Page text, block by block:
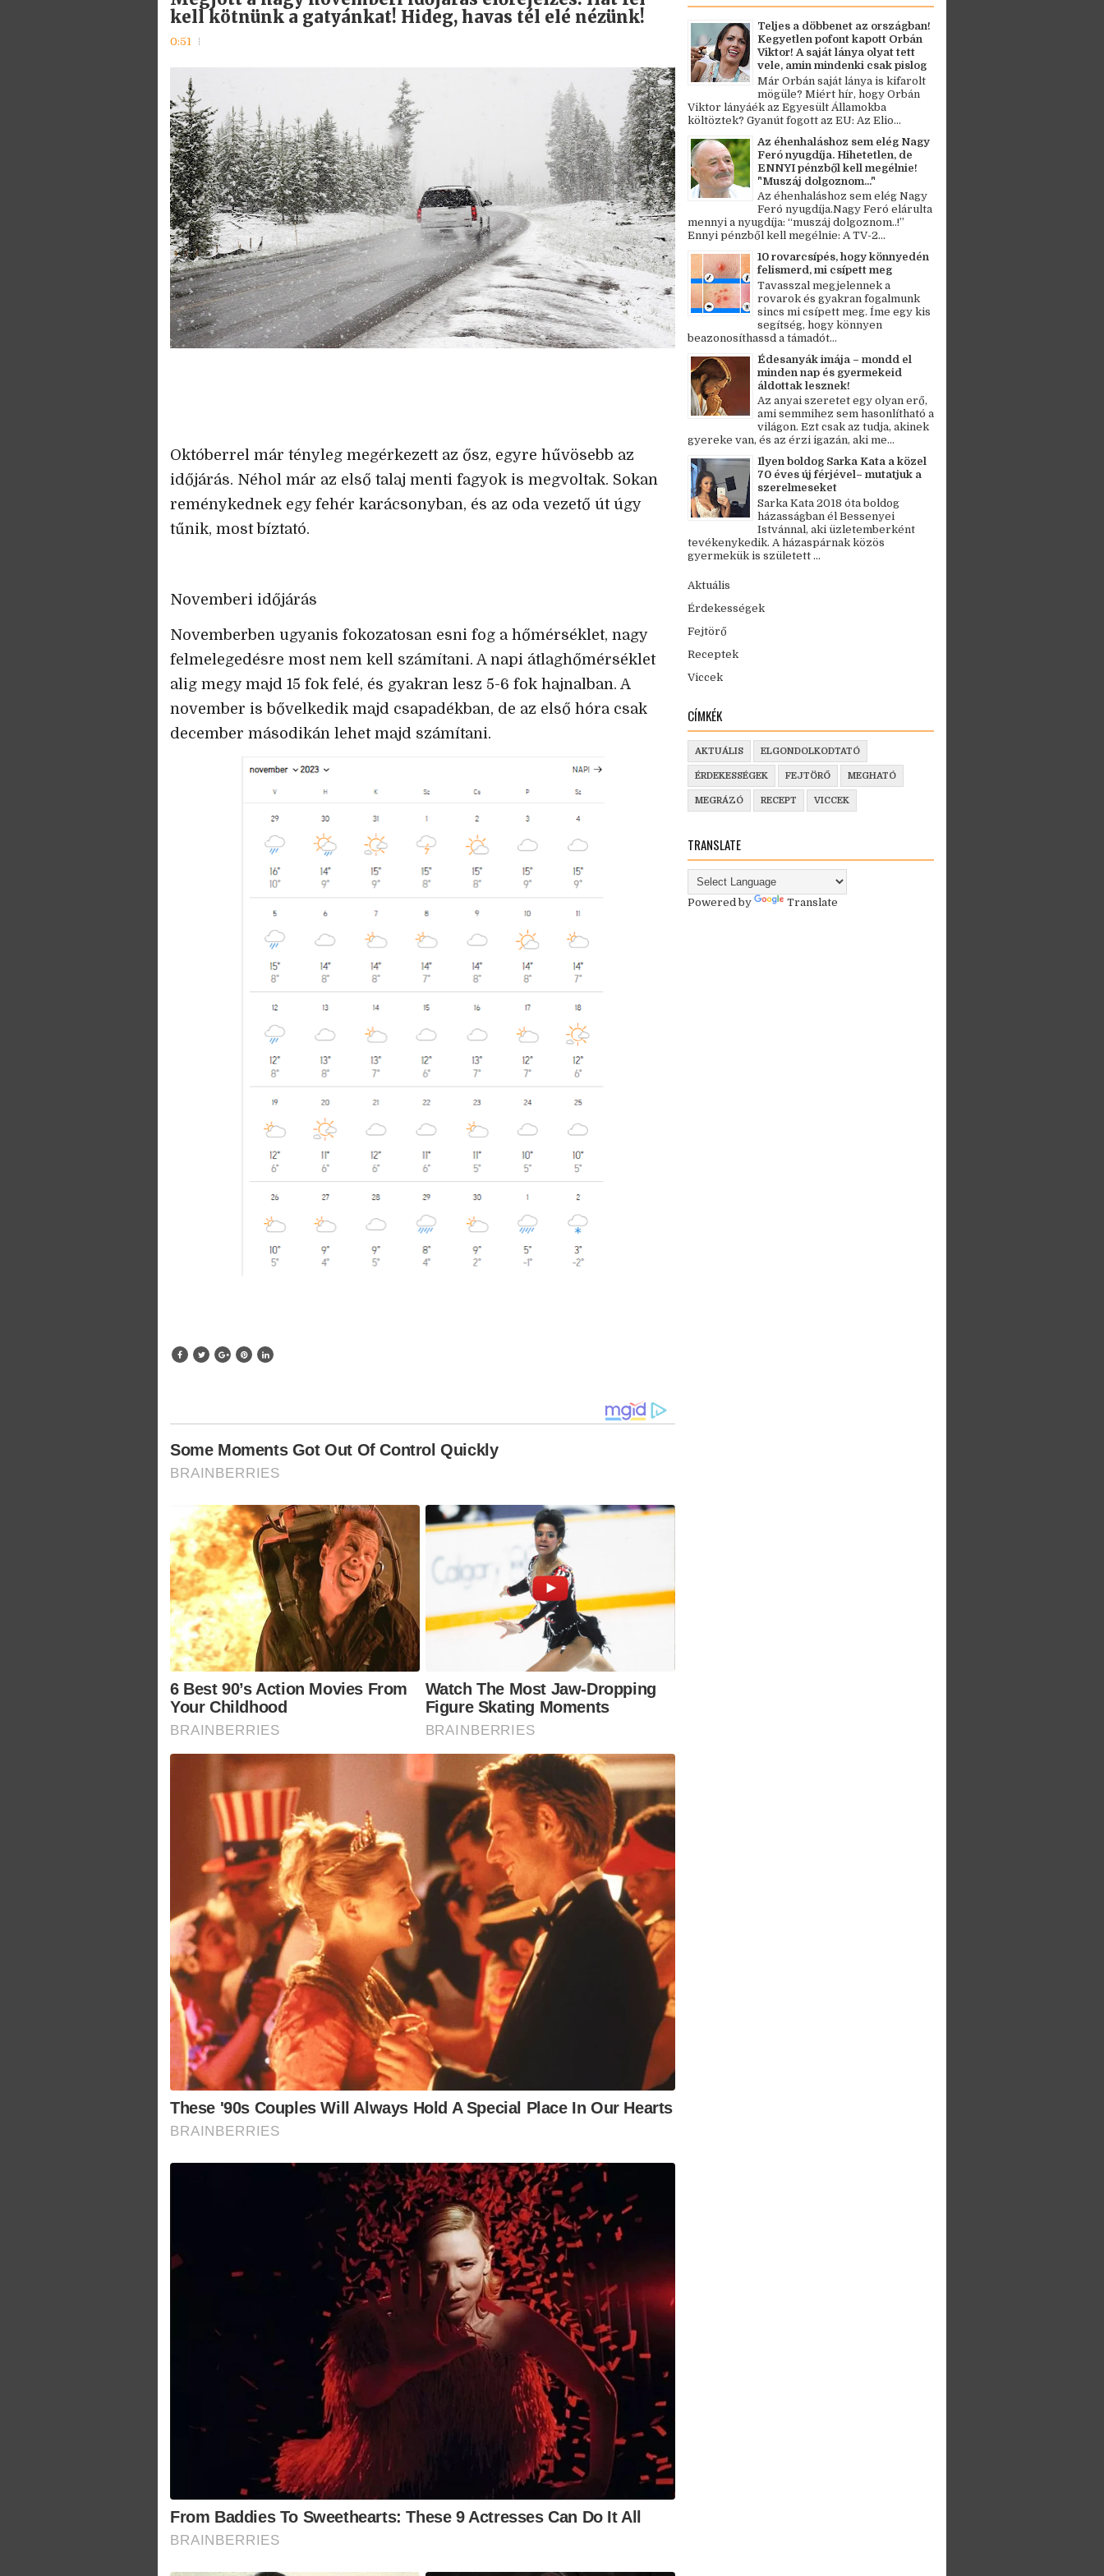
kell kötnünk a gatyánkat! Hideg, havas tél elé nézünk!
0:51
Októberrel már tényleg megérkezett az ősz, egyre hűvösebb az
időjárás. Néhol már az első talaj menti fagyok is megvoltak. Sokan
reménykednek egy fehér karácsonyban, és az oda vezető út úgy
tűnik, most bíztató.
Novemberi időjárás
Novemberben ugyanis fokozatosan esni fog a hőmérséklet, nagy
felmelegedésre most nem kell számítani. A napi átlaghőmérséklet
alig megy majd 15 fok felé, és gyakran lesz 5-6 fok hajnalban. A
november is bővelkedik majd csapadékban, de az első hóra csak
december másodikán lehet majd számítani.
Some Moments Got Out Of Control Quickly
BRAINBERRIES
6 Best 90’s Action Movies From
Your Childhood
BRAINBERRIES
Watch The Most Jaw‑Dropping
Figure Skating Moments
BRAINBERRIES
These '90s Couples Will Always Hold A Special Place In Our Hearts
BRAINBERRIES
From Baddies To Sweethearts: These 9 Actresses Can Do It All
BRAINBERRIES
Teljes a döbbenet az országban!
Kegyetlen pofont kapott Orbán
Viktor! A saját lánya olyat tett
vele, amin mindenki csak pislog
Már Orbán saját lánya is kifarolt
mögüle? Miért hír, hogy Orbán
Viktor lányáék az Egyesült Államokba
költöztek? Gyanút fogott az EU: Az Elio...
Az éhenhaláshoz sem elég Nagy
Feró nyugdíja. Hihetetlen, de
ENNYI pénzből kell megélnie!
"Muszáj dolgoznom..."
Az éhenhaláshoz sem elég Nagy
Feró nyugdíja.Nagy Feró elárulta
mennyi a nyugdíja: “muszáj dolgoznom..!”
Ennyi pénzből kell megélnie: A TV-2...
10 rovarcsípés, hogy könnyedén
felismerd, mi csípett meg
Tavasszal megjelennek a
rovarok és gyakran fogalmunk
sincs mi csípett meg. Íme egy kis
segítség, hogy könnyen
beazonosíthassd a támadót...
Édesanyák imája – mondd el
minden nap és gyermekeid
áldottak lesznek!
Az anyai szeretet egy olyan erő,
ami semmihez sem hasonlítható a
világon. Ezt csak az tudja, akinek
gyereke van, és az érzi igazán, aki me...
Ilyen boldog Sarka Kata a közel
70 éves új férjével– mutatjuk a
szerelmeseket
Sarka Kata 2018 óta boldog
házasságban él Bessenyei
Istvánnal, aki üzletemberként
tevékenykedik. A házaspárnak közös
gyermekük is született ...
Aktuális
Érdekességek
Fejtörő
Receptek
Viccek
CÍMKÉK
AKTUÁLIS ELGONDOLKODTATÓ
ÉRDEKESSÉGEK FEJTÖRŐ MEGHATÓ
MEGRÁZÓ RECEPT VICCEK
TRANSLATE
Powered by Translate